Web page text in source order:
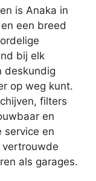
is Anaka in
een breed
bij elk
deskundig
op weg kunt.
filters
en
service en
vertrouwde
als garages.